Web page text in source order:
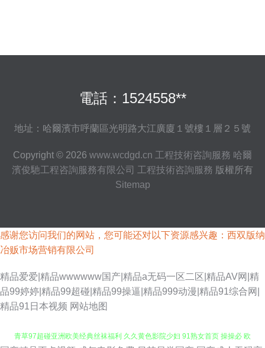
電話：1524558**
地址：哈爾濱市呼蘭區光明路大江廣廈１號樓１層２５號
Copyright © 2026 www.wcdgd.cn 工程技術咨詢服務 哈爾
濱俊馳工程咨詢服務有限公司 工程技術咨詢服務 版權所有
Sitemap
感谢您访问我们的网站，您可能还对以下资源感兴趣：西双版纳
冶贩市场营销有限公司
精品爱爱|精品wwwwww国产|精品a无码一区二区|精品AV网|精
品99婷婷|精品99超碰|精品99操逼|精品999动漫|精品91综合网|
精品91日本视频 网站地图